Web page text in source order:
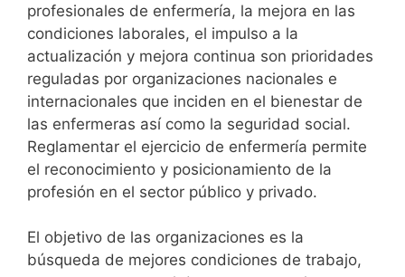
profesionales de enfermería, la mejora en las
condiciones laborales, el impulso a la
actualización y mejora continua son prioridades
reguladas por organizaciones nacionales e
internacionales que inciden en el bienestar de
las enfermeras así como la seguridad social.
Reglamentar el ejercicio de enfermería permite
el reconocimiento y posicionamiento de la
profesión en el sector público y privado.
El objetivo de las organizaciones es la
búsqueda de mejores condiciones de trabajo,